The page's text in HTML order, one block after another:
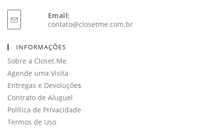
Email:
contato@closetme.com.brAbre
INFORMAÇÕES
Sobre a Closet.Me
Agende uma Visita
Entregas e Devoluções
Contrato de Aluguel
Política de Privacidade
Termos de Uso